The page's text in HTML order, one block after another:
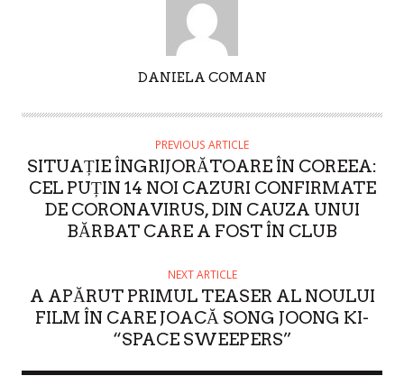
T
O
R
DANIELA COMAN
PREVIOUS ARTICLE
SITUAȚIE ÎNGRIJORĂTOARE ÎN COREEA:
CEL PUȚIN 14 NOI CAZURI CONFIRMATE
DE CORONAVIRUS, DIN CAUZA UNUI
BĂRBAT CARE A FOST ÎN CLUB
NEXT ARTICLE
A APĂRUT PRIMUL TEASER AL NOULUI
FILM ÎN CARE JOACĂ SONG JOONG KI-
“SPACE SWEEPERS”